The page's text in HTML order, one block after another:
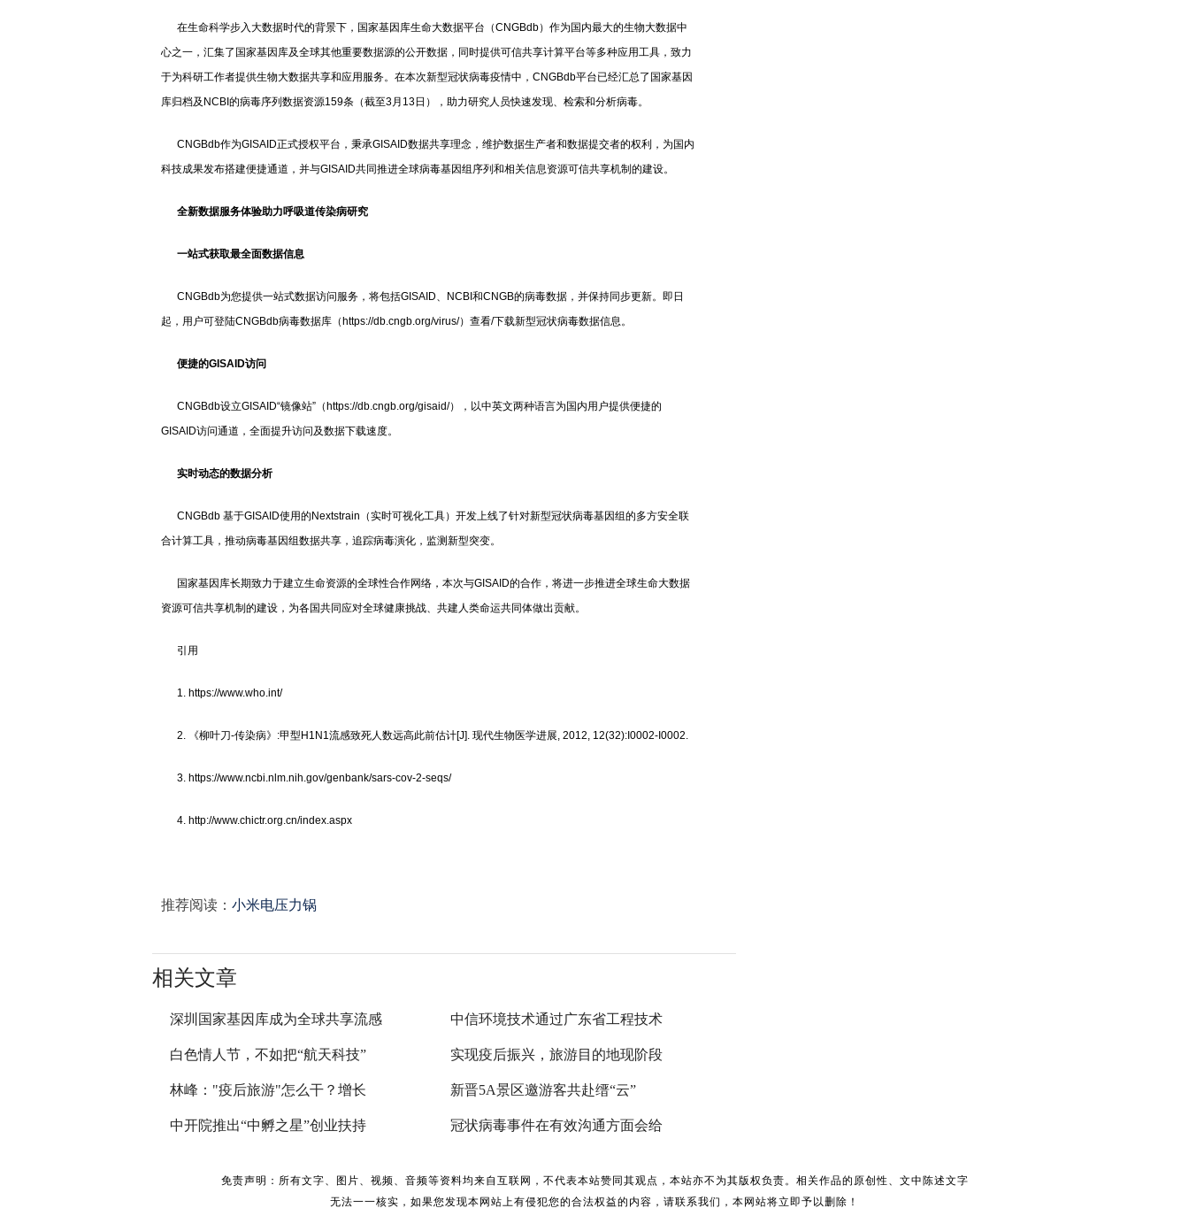
在生命科学步入大数据时代的背景下，国家基因库生命大数据平台（CNGBdb）作为国内最大的生物大数据中
心之一，汇集了国家基因库及全球其他重要数据源的公开数据，同时提供可信共享计算平台等多种应用工具，致力
于为科研工作者提供生物大数据共享和应用服务。在本次新型冠状病毒疫情中，CNGBdb平台已经汇总了国家基因
库归档及NCBI的病毒序列数据资源159条（截至3月13日），助力研究人员快速发现、检索和分析病毒。
CNGBdb作为GISAID正式授权平台，秉承GISAID数据共享理念，维护数据生产者和数据提交者的权利，为国内
科技成果发布搭建便捷通道，并与GISAID共同推进全球病毒基因组序列和相关信息资源可信共享机制的建设。
全新数据服务体验助力呼吸道传染病研究
一站式获取最全面数据信息
CNGBdb为您提供一站式数据访问服务，将包括GISAID、NCBI和CNGB的病毒数据，并保持同步更新。即日
起，用户可登陆CNGBdb病毒数据库（https://db.cngb.org/virus/）查看/下载新型冠状病毒数据信息。
便捷的GISAID访问
CNGBdb设立GISAID“镜像站”（https://db.cngb.org/gisaid/），以中英文两种语言为国内用户提供便捷的
GISAID访问通道，全面提升访问及数据下载速度。
实时动态的数据分析
CNGBdb 基于GISAID使用的Nextstrain（实时可视化工具）开发上线了针对新型冠状病毒基因组的多方安全联
合计算工具，推动病毒基因组数据共享，追踪病毒演化，监测新型突变。
国家基因库长期致力于建立生命资源的全球性合作网络，本次与GISAID的合作，将进一步推进全球生命大数据
资源可信共享机制的建设，为各国共同应对全球健康挑战、共建人类命运共同体做出贡献。
引用
1. https://www.who.int/
2. 《柳叶刀-传染病》:甲型H1N1流感致死人数远高此前估计[J]. 现代生物医学进展, 2012, 12(32):I0002-I0002.
3. https://www.ncbi.nlm.nih.gov/genbank/sars-cov-2-seqs/
4. http://www.chictr.org.cn/index.aspx
推荐阅读： 小米电压力锅
相关文章
深圳国家基因库成为全球共享流感 中信环境技术通过广东省工程技术
白色情人节，不如把“航天科技” 实现疫后振兴，旅游目的地现阶段
林峰："疫后旅游"怎么干？增长 新晋5A景区邀游客共赴缙“云”
中开院推出“中孵之星”创业扶持 冠状病毒事件在有效沟通方面会给
免责声明：所有文字、图片、视频、音频等资料均来自互联网，不代表本站赞同其观点，本站亦不为其版权负责。相关作品的原创性、文中陈述文字
无法一一核实，如果您发现本网站上有侵犯您的合法权益的内容，请联系我们，本网站将立即予以删除！